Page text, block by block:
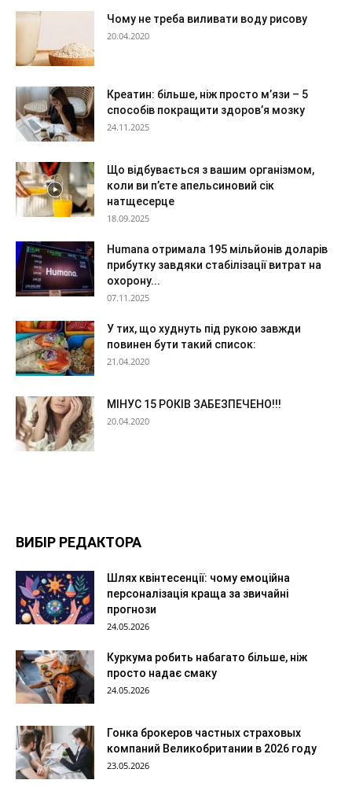
Чому не треба виливати воду рисову
20.04.2020
Креатин: більше, ніж просто м’язи – 5
способів покращити здоров’я мозку
24.11.2025
Що відбувається з вашим організмом,
коли ви п’єте апельсиновий сік
натщесерце
18.09.2025
Humana отримала 195 мільйонів доларів
прибутку завдяки стабілізації витрат на
охорону...
07.11.2025
У тих, що худнуть під рукою завжди
повинен бути такий список:
21.04.2020
МІНУС 15 РОКІВ ЗАБЕЗПЕЧЕНО!!!
20.04.2020
ВИБІР РЕДАКТОРА
Шлях квінтесенції: чому емоційна
персоналізація краща за звичайні
прогнози
24.05.2026
Куркума робить набагато більше, ніж
просто надає смаку
24.05.2026
Гонка брокеров частных страховых
компаний Великобритании в 2026 году
23.05.2026